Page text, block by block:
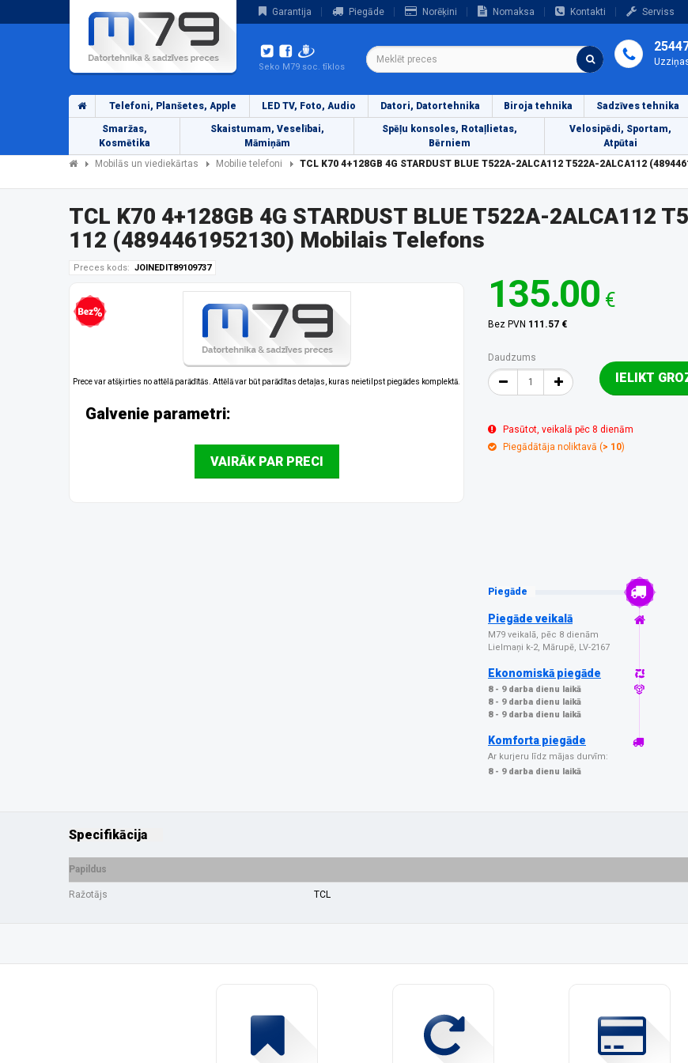
Garantija Piegāde Norēķini Nomaksa Kontakti Serviss
Seko M79 soc. tīklos
Telefoni, Planšetes, Apple LED TV, Foto, Audio Datori, Datortehnika Biroja tehnika Sadzīves tehnika
Smaržas,
Kosmētika
Skaistumam, Veselībai,
Māmiņām
Spēļu konsoles, Rotaļlietas,
Bērniem
Velosipēdi, Sportam,
Atpūtai
Mobilās un viediekārtas Mobilie telefoni TCL K70 4+128GB 4G STARDUST BLUE T522A-2ALCA112 T522A-2ALCA112
TCL K70 4+128GB 4G STARDUST BLUE T522A-2ALCA112
112 (4894461952130) Mobilais Telefons
Preces kods: JOINEDIT89109737
Bezprocentu kredīts
Prece var atšķirties no attēlā parādītās. Attēlā var būt parādītas detaļas, kuras neietilpst piegādes komplektā.
Galvenie parametri:
VAIRĀK PAR PRECI
135.00 €
Bez PVN 111.57 €
Daudzums
IELIKT
Pasūtot, veikalā pēc 8 dienām
Piegādātāja noliktavā (> 10)
Piegāde
Piegāde veikalā
M79 veikalā, pēc 8 dienām
Lielmaņi k-2, Mārupē, LV-2167
Ekonomiskā piegāde
8 - 9 darba dienu laikā
8 - 9 darba dienu laikā
8 - 9 darba dienu laikā
Komforta piegāde
Ar kurjeru līdz mājas durvīm:
8 - 9 darba dienu laikā
Specifikācija
Papildus
Ražotājs TCL